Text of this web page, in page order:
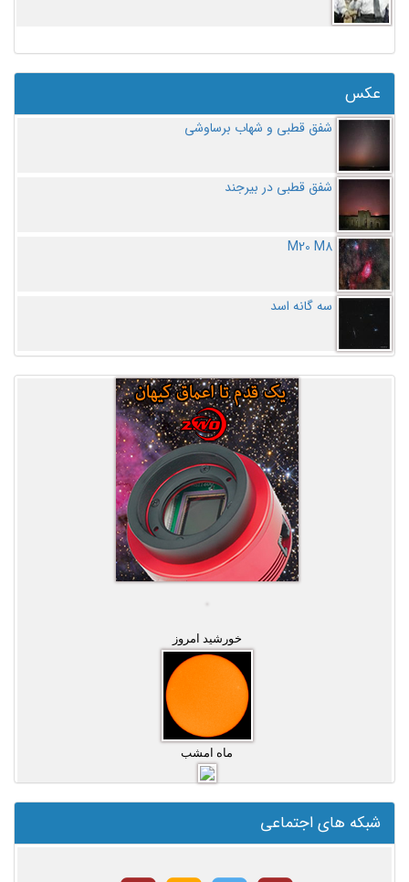
عکس
شفق قطبی و شهاب برساوشی
شفق قطبی در بیرجند
M20 M8
سه گانه اسد
خورشید امروز
ماه امشب
شبکه های اجتماعی